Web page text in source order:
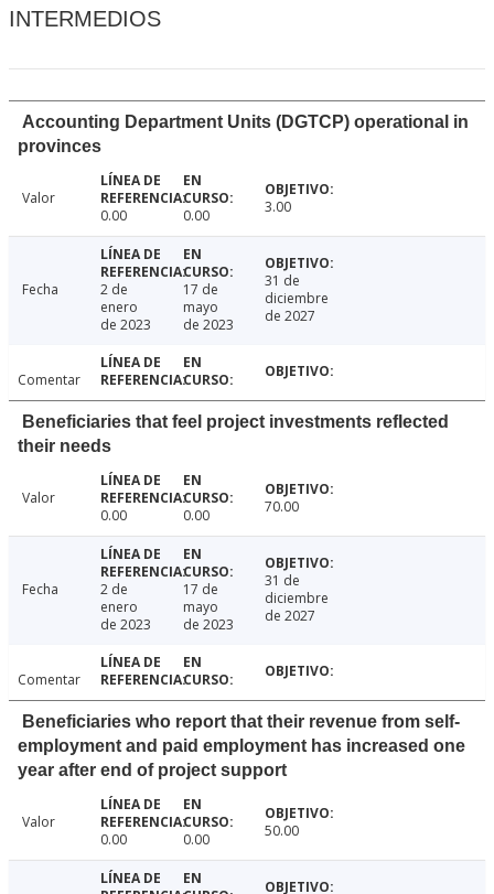
INTERMEDIOS
Accounting Department Units (DGTCP) operational in
provinces
Valor
0.00
0.00 3.00
Fecha
2 de
enero
de 2023
17 de
mayo
de 2023
31 de
diciembre
de 2027
Comentar
Beneficiaries that feel project investments reflected
their needs
Valor
0.00
0.00 70.00
Fecha
2 de
enero
de 2023
17 de
mayo
de 2023
31 de
diciembre
de 2027
Comentar
Beneficiaries who report that their revenue from self-
employment and paid employment has increased one
year after end of project support
Valor
0.00
0.00 50.00